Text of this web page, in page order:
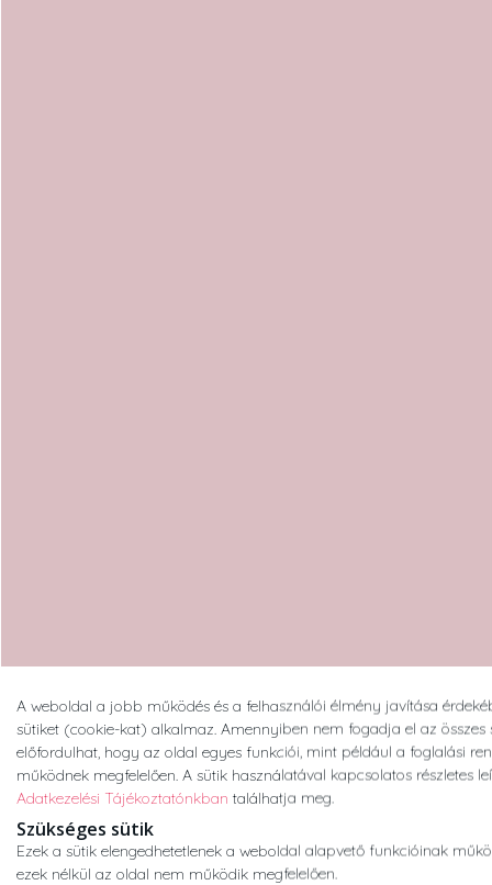
A weboldal a jobb működés és a felhasználói élmény javítása
sütiket (cookie-kat) alkalmaz. Amennyiben nem fogadja el az összes
előfordulhat, hogy az oldal egyes funkciói, mint például a foglalási
működnek megfelelően. A sütik használatával kapcsolatos részletes
Adatkezelési Tájékoztatónkban találhatja meg.
Szükséges sütik
Ezek a sütik elengedhetetlenek a weboldal alapvető funkcióinak
ezek nélkül az oldal nem működik megfelelően.